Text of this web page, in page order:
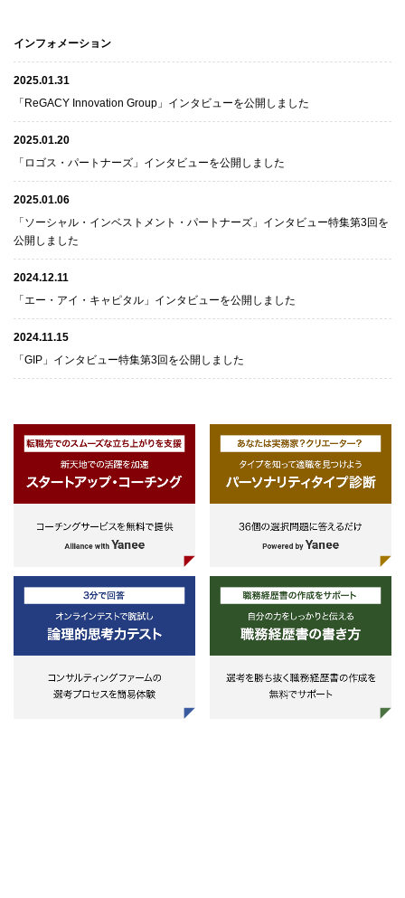
インフォメーション
2025.01.31
「ReGACY Innovation Group」インタビューを公開しました
2025.01.20
「ロゴス・パートナーズ」インタビューを公開しました
2025.01.06
「ソーシャル・インベストメント・パートナーズ」インタビュー特集第3回を
公開しました
2024.12.11
「エー・アイ・キャピタル」インタビューを公開しました
2024.11.15
「GIP」インタビュー特集第3回を公開しました